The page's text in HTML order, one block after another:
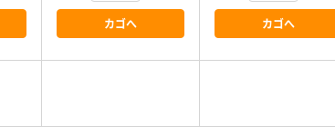
カゴへ カゴへ